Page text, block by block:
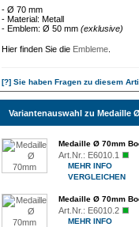
- Ø 70 mm
- Material: Metall
- Emblem: Ø 50 mm (exklusive)
Hier finden Sie die Embleme
[?] Sie haben Fragen zu diesem
Variantenauswahl zu Medaille
Medaille Ø 70mm
Art.Nr.: E6010.1
MEHR INFO
VERGLEICHEN
Medaille Ø 70mm
Art.Nr.: E6010.2
MEHR INFO